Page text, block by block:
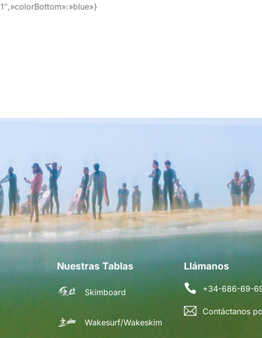
1″,»colorBottom»:»blue»}
Nuestras Tablas
Skimboard
Wakesurf/Wakeskim
Llámanos
+34-686-69-
Contáctanos